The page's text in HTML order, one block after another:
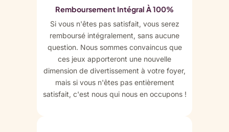
Remboursement Intégral À 100%
Si vous n'êtes pas satisfait, vous serez
remboursé intégralement, sans aucune
question. Nous sommes convaincus que
ces jeux apporteront une nouvelle
dimension de divertissement à votre foyer,
mais si vous n'êtes pas entièrement
satisfait, c'est nous qui nous en occupons !